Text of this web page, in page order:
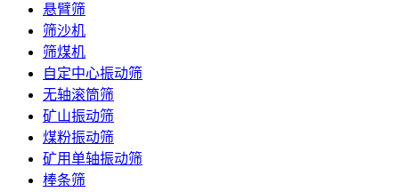
悬臂筛
筛沙机
筛煤机
自定中心振动筛
无轴滚筒筛
矿山振动筛
煤粉振动筛
矿用单轴振动筛
棒条筛